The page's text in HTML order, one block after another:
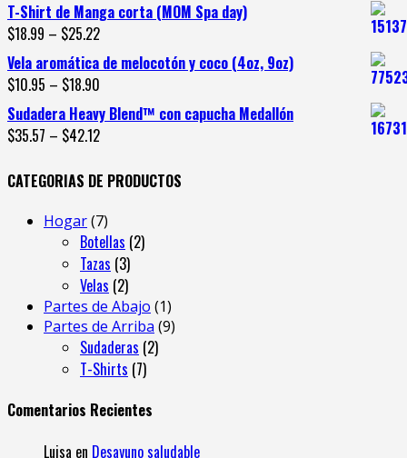
T-Shirt de Manga corta (MOM Spa day)
$18.99 – $25.22
Vela aromática de melocotón y coco (4oz, 9oz)
$10.95 – $18.90
Sudadera Heavy Blend™ con capucha Medallón
$35.57 – $42.12
CATEGORIAS DE PRODUCTOS
Hogar 7
Botellas 2
Tazas 3
Velas 2
Partes de Abajo 1
Partes de Arriba 9
Sudaderas 2
T-Shirts 7
Comentarios Recientes
Luisa en Desayuno saludable